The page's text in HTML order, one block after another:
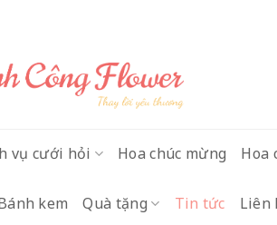
vụ cưới hỏi Hoa chúc mừng Hoa
kem Quà tặng Tin tức Liên